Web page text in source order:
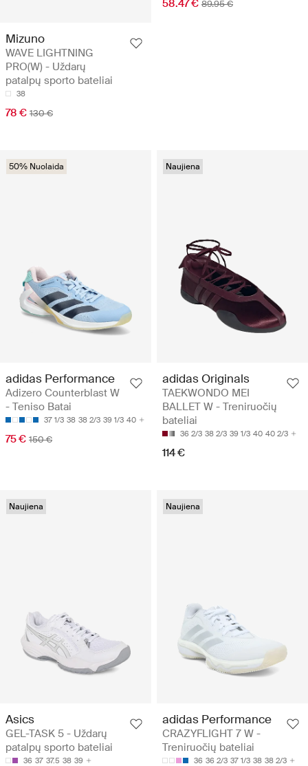
Mizuno
WAVE LIGHTNING
PRO(W) - Uždarų
patalpų sporto bateliai
38
78 € 130 €
58.47 € 89.95 €
50% Nuolaida
adidas Performance
Adizero Counterblast W
- Teniso Batai
37 1/3 38 38 2/3 39 1/3 40
75 € 150 €
Naujiena
adidas Originals
TAEKWONDO MEI
BALLET W - Treniruočių
bateliai
36 2/3 38 2/3 39 1/3 40 40 2/3
114 €
Naujiena
Asics
GEL-TASK 5 - Uždarų
patalpų sporto bateliai
36 37 37.5 38 39
Naujiena
adidas Performance
CRAZYFLIGHT 7 W -
Treniruočių bateliai
36 36 2/3 37 1/3 38 38 2/3